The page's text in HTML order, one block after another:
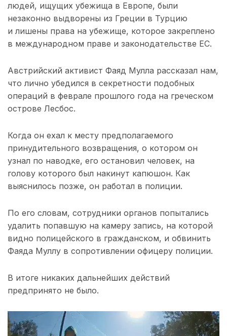
людей, ищущих убежища в Европе, были
незаконно выдворены из Греции в Турцию
и лишены права на убежище, которое закреплено
в международном праве и законодательстве ЕС.
Австрийский активист Фаяд Мулла рассказал нам,
что лично убедился в секретности подобных
операций в феврале прошлого года на греческом
острове Лесбос.
Когда он ехал к месту предполагаемого
принудительного возвращения, о котором он
узнал по наводке, его остановил человек, на
голову которого был накинут капюшон. Как
выяснилось позже, он работал в полиции.
По его словам, сотрудники органов попытались
удалить попавшую на камеру запись, на которой
видно полицейского в гражданском, и обвинить
Фаяда Муллу в сопротивлении офицеру полиции.
В итоге никаких дальнейших действий
предпринято не было.